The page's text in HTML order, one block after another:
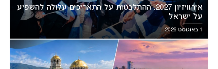
אירוויזיון 2027: ההתלבטות על התאריכים עלולה להשפיע
על ישראל
1 באוגוסט 2026